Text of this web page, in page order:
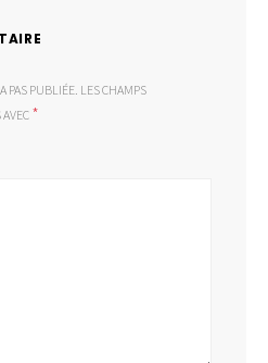
PAS PUBLIÉE. LES CHAMPS
*